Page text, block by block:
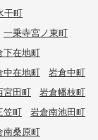
干町
一乗寺宮ノ東町
下在地町
中在地町
岩倉中町
宮田町
岩倉幡枝町
笠町
岩倉南池田町
南桑原町